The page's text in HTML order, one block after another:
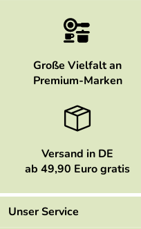
Große Vielfalt an
Premium-Marken
Versand in DE
ab 49,90 Euro gratis
Unser Service